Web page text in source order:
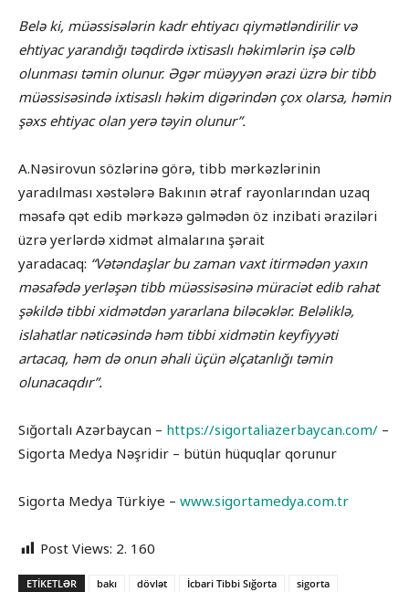
Belə ki, müəssisələrin kadr ehtiyacı qiymətləndirilir və
ehtiyac yarandığı təqdirdə ixtisaslı həkimlərin işə cəlb
olunması təmin olunur. Əgər müəyyən ərazi üzrə bir tibb
müəssisəsində ixtisaslı həkim digərindən çox olarsa, həmin
şəxs ehtiyac olan yerə təyin olunur”.
A.Nəsirovun sözlərinə görə, tibb mərkəzlərinin
yaradılması xəstələrə Bakının ətraf rayonlarından uzaq
məsafə qət edib mərkəzə gəlmədən öz inzibati əraziləri
üzrə yerlərdə xidmət almalarına şərait
yaradacaq: “Vətəndaşlar bu zaman vaxt itirmədən yaxın
məsafədə yerləşən tibb müəssisəsinə müraciət edib rahat
şəkildə tibbi xidmətdən yararlana biləcəklər. Beləliklə,
islahatlar nəticəsində həm tibbi xidmətin keyfiyyəti
artacaq, həm də onun əhali üçün əlçatanlığı təmin
olunacaqdır”.
Sığortalı Azərbaycan – https://sigortaliazerbaycan.com/ –
Sigorta Medya Nəşridir – bütün hüquqlar qorunur
Sigorta Medya Türkiye – www.sigortamedya.com.tr
Post Views: 2. 160
ETIKETLƏR bakı dövlət İcbari Tibbi Sığorta
sigorta